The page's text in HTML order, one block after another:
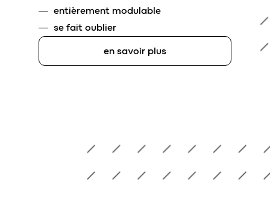
entièrement modulable
se fait oublier
en savoir plus